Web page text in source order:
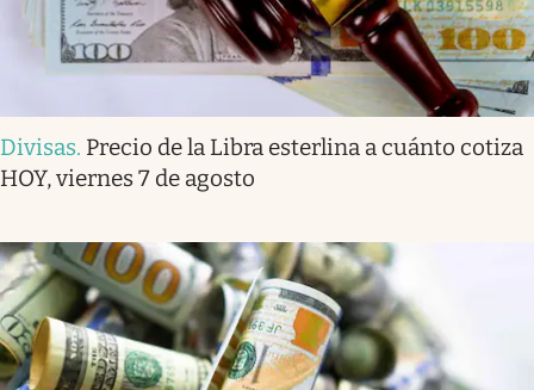
Divisas. Precio de la Libra esterlina a cuánto cotiza
HOY, viernes 7 de agosto